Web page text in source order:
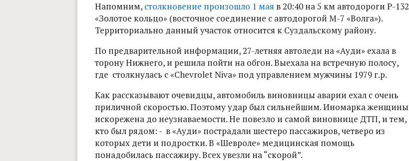
Напомним, столкновение произошло 1 мая в 20:40 на 5 км автодороги Р-132
«Золотое кольцо» (восточное соединение с автодорогой М-7 «Волга»).
Территориально данный участок относится к Суздальскому району.
По предварительной информации, 27-летняя автоледи на «Ауди» ехала в
торону Нижнего, и решила пойти на обгон. Выехала на встречную полосу,
где столкнулась с «Chevrolet Niva» под управлением мужчины 1979 г.р.
Как рассказывают очевидцы, автомобиль виновницы аварии ехал с очень
приличной скоростью. Поэтому удар был сильнейшим. Иномарка женщины
искорежена до неузнаваемости. Не повезло и самой виновнице ДТП, и тем,
кто был рядом: - в «Ауди» пострадали шестеро пассажиров, четверо из
которых дети и подростки. В «Шевроле» медицинская помощь
понадобилась пассажиру. Всех увезли на “скорой”.